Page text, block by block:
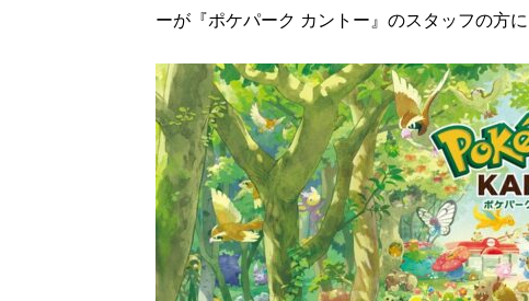
ーが『ポケパーク カントー』のスタッフの方